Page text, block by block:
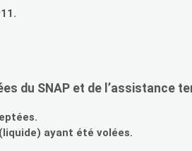
du SNAP et de l’assistance
ayant été volées.